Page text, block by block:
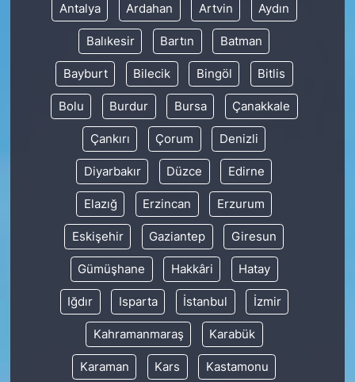
Antalya Ardahan Artvin Aydın
Balıkesir Bartın Batman
Bayburt Bilecik Bingöl Bitlis
Bolu Burdur Bursa Çanakkale
Çankırı Çorum Denizli
Diyarbakır Düzce Edirne
Elazığ Erzincan Erzurum
Eskişehir Gaziantep Giresun
Gümüşhane Hakkâri Hatay
Iğdır Isparta İstanbul İzmir
Kahramanmaraş Karabük
Karaman Kars Kastamonu